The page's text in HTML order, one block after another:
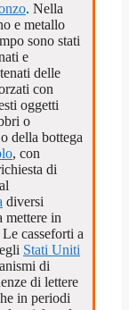
. Nella
e metallo
sono stati
e
delle
con
oggetti
o
della bottega
, con
di
diversi
mettere in
casseforti a
Stati Uniti
di
di lettere
in periodi